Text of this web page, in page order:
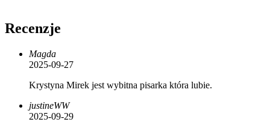
Recenzje
Magda
2025-09-27
Krystyna Mirek jest wybitna pisarka która lubie.
justineWW
2025-09-29